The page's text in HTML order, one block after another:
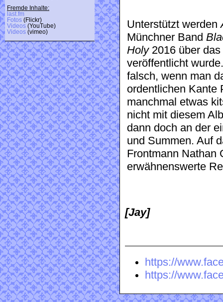
Fremde Inhalte:
last.fm
Fotos (Flickr)
Videos (YouTube)
Videos (vimeo)
Unterstützt werden
Münchner Band
Holy2016 über
veröffentlicht
falsch, wenn man
ordentlichen Kante
manchmal etwas
nicht mit diesem
dann doch an der
und Summen. Auf
Frontmann Nathan
erwähnenswerte
[Jay]
https://
https://